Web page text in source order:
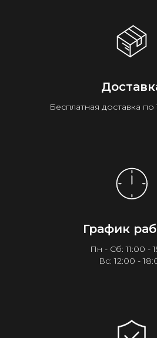
Бесплатная доставка по
График
Пн - Сб: 11:00 -
Вс: 12:00 -